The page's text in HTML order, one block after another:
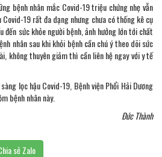
bệnh nhân mắc Covid-19 triệu chứng nhẹ vẫn
19 rất đa dạng nhưng chưa có thống kê cụ
đến sức khỏe người bệnh, ảnh hưởng lớn tới chất
nhân sau khi khỏi bệnh cần chú ý theo dõi sức
không thuyên giảm thì cần liên hệ ngay với y tế
lọc hậu Covid-19, Bệnh viện Phổi Hải Dương
bệnh nhân này.
Đức Thành
sẻ Zalo